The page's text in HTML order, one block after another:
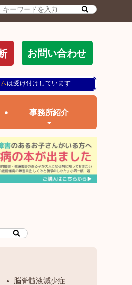
お問い合わせ
は受け付けしています
事務所紹介
脳脊髄液減少症